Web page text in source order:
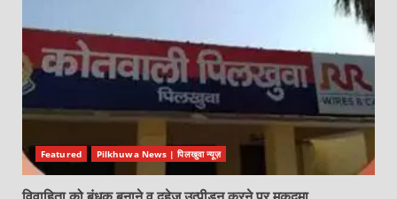
Featured Pilkhuwa News | पिलखुवा न्यूज़